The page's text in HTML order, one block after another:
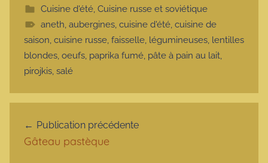
Cuisine d'été, Cuisine russe et soviétique
aneth, aubergines, cuisine d'été, cuisine de
saison, cuisine russe, faisselle, légumineuses, lentilles
blondes, oeufs, paprika fumé, pâte à pain au lait,
pirojkis, salé
Publication précédente
Gâteau pastèque